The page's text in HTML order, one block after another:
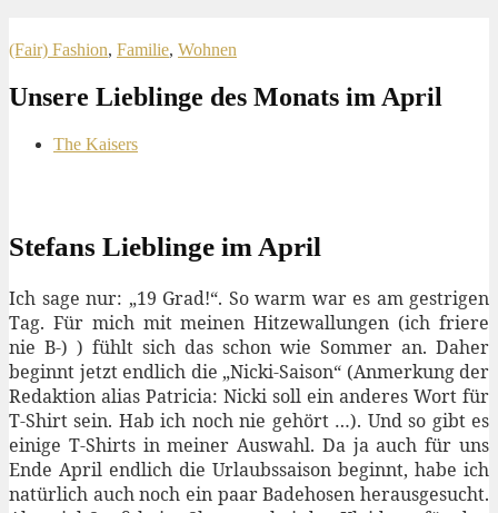
(Fair) Fashion, Familie, Wohnen
Unsere Lieblinge des Monats im April
The Kaisers
Stefans Lieblinge im April
Ich sage nur: „19 Grad!“. So warm war es am gestrigen
Tag. Für mich mit meinen Hitzewallungen (ich friere
nie B-) ) fühlt sich das schon wie Sommer an. Daher
beginnt jetzt endlich die „Nicki-Saison“ (Anmerkung der
Redaktion alias Patricia: Nicki soll ein anderes Wort für
T-Shirt sein. Hab ich noch nie gehört …). Und so gibt es
einige T-Shirts in meiner Auswahl. Da ja auch für uns
Ende April endlich die Urlaubssaison beginnt, habe ich
natürlich auch noch ein paar Badehosen herausgesucht.